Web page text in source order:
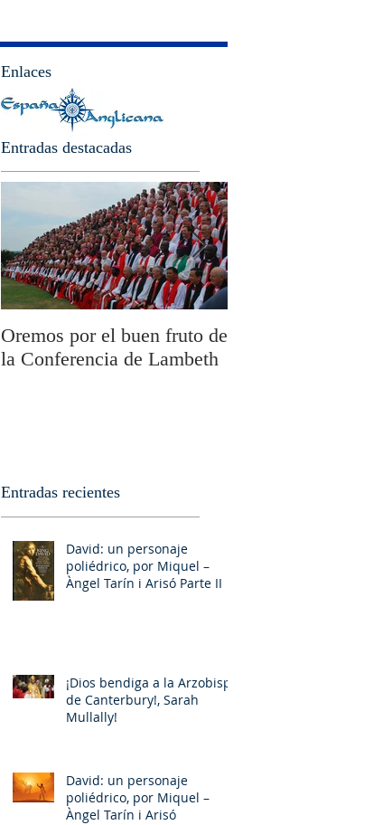
Enlaces
Entradas destacadas
Oremos por el buen fruto de
la Conferencia de Lambeth
Entradas recientes
David: un personaje
poliédrico, por Miquel –
Àngel Tarín i Arisó Parte II
¡Dios bendiga a la Arzobispa
de Canterbury!, Sarah
Mullally!
David: un personaje
poliédrico, por Miquel –
Àngel Tarín i Arisó